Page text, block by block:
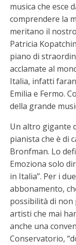
musica che esce
comprendere la
meritano il
Patricia
piano di
acclamate al
Italia, infatti
Emilia e Fermo.
della grande
Un altro gigante
pianista che è di
Bronfman. Lo
Emoziona solo
in Italia”. Per i
abbonamento,
possibilità di non
artisti che mai
anche una
Conservatorio,